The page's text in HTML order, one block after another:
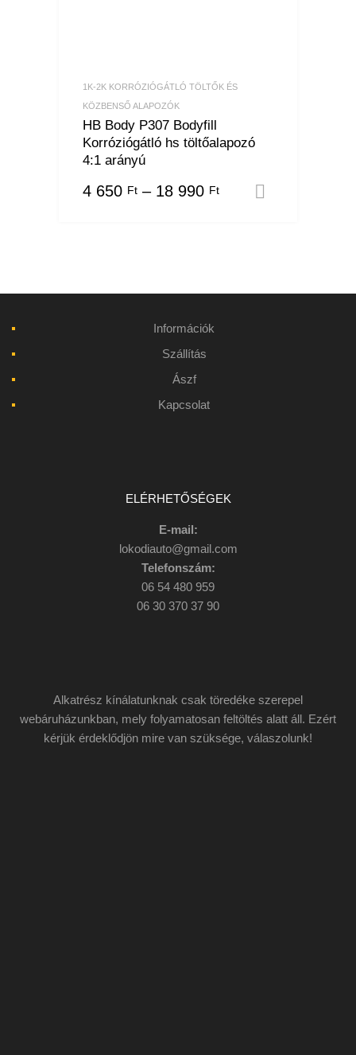
1K-2K KORRÓZIÓGÁTLÓ TÖLTŐK ÉS
KÖZBENSŐ ALAPOZÓK
HB Body P307 Bodyfill
Korróziógátló hs töltőalapozó
4:1 arányú
4 650 Ft – 18 990 Ft
Információk
Szállítás
Ászf
Kapcsolat
ELÉRHETŐSÉGEK
E-mail:
lokodiauto@gmail.com
Telefonszám:
06 54 480 959
06 30 370 37 90
Alkatrész kínálatunknak csak töredéke szerepel
webáruházunkban, mely folyamatosan feltöltés alatt áll. Ezért
kérjük érdeklődjön mire van szüksége, válaszolunk!